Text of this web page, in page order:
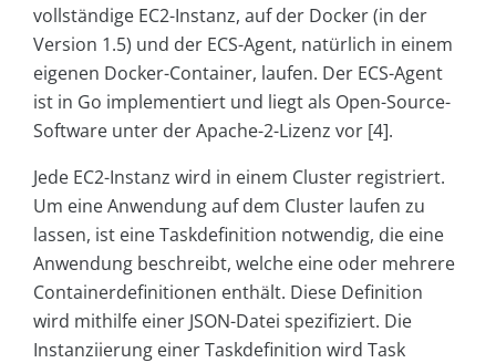
vollständige EC2-Instanz, auf der Docker (in der
Version 1.5) und der ECS-Agent, natürlich in einem
eigenen Docker-Container, laufen. Der ECS-Agent
ist in Go implementiert und liegt als Open-Source-
Software unter der Apache-2-Lizenz vor [4].
Jede EC2-Instanz wird in einem Cluster registriert.
Um eine Anwendung auf dem Cluster laufen zu
lassen, ist eine Taskdefinition notwendig, die eine
Anwendung beschreibt, welche eine oder mehrere
Container­definitionen enthält. Diese Definition
wird mithilfe einer JSON-Datei spezifiziert. Die
Instanziierung einer Taskdefinition wird Task